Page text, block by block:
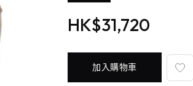
HK$31,720
加入購物車